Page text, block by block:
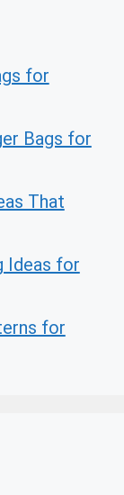
for
Bags for
That
Ideas for
for